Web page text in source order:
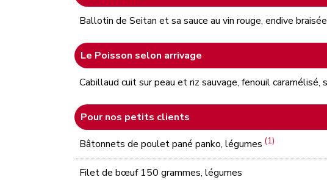
Ballotin de Seitan et sa sauce au vin rouge, endive
Le Poisson selon arrivage
Cabillaud cuit sur peau et riz sauvage, fenouil caramélisé,
Pour nos petits clients
Bâtonnets de poulet pané panko, légumes (1)
Filet de bœuf 150 grammes, légumes